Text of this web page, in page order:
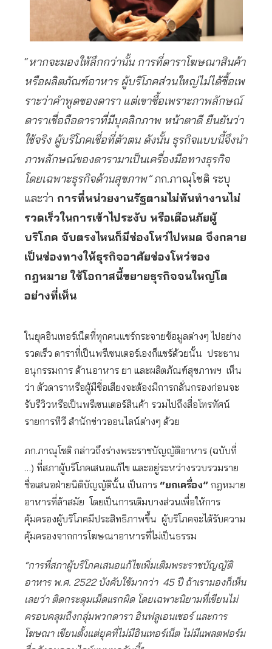
“หากจะมองให้ลึกกว่านั้น การที่ดาราโฆษณาสินค้า
หรือผลิตภัณฑ์อาหาร ผู้บริโภคส่วนใหญ่ไม่ได้ซื้อเพ
ราะว่าคําพูดของดารา แต่เขาซื้อเพราะภาพลักษณ์
ดาราเชื่อถือดาราที่มีบุคลิกภาพ หน้าตาดี ยืนยันว่า
ใช้จริง ผู้บริโภคเชื่อที่ตัวตน ดังนั้น ธุรกิจแบบนี้จึงนำ
ภาพลักษณ์ของดารามาเป็นเครื่องมือทางธุรกิจ
โดยเฉพาะธุรกิจด้านสุขภาพ”ภก.ภาณุโชติ ระบุ
และว่า การที่หน่วยงานรัฐตามไม่ทันทำงานไม่
รวดเร็วในการเข้าไประงับ หรือเตือนภัยผู้
บริโภค จับตรงไหนก็มีช่องโหว่ไปหมด จึงกลาย
เป็นช่องทางให้ธุรกิจอาศัยช่องโหว่ของ
กฎหมาย ใช้โอกาสนี้ขยายธุรกิจจนใหญ่โต
อย่างที่เห็น
ในยุคอินเทอร์เน็ตที่ทุกคนแชร์กระจายข้อมูลต่างๆ ไปอย่าง
รวดเร็ว ดาราที่เป็นพรีเซนเตอร์เองก็แชร์ด้วยนั้น ประธาน
อนุกรรมการ ด้านอาหาร ยา และผลิตภัณฑ์สุขภาพฯ เห็น
ว่า ตัวดาราหรือผู้มีชื่อเสียงจะต้องมีการกลั่นกรองก่อนจะ
รับรีวิวหรือเป็นพรีเซนเตอร์สินค้า รวมไปถึงสื่อโทรทัศน์
รายการทีวี สำนักข่าวออนไลน์ต่างๆ ด้วย
ภก.ภาณุโชติ กล่าวถึงร่างพระราชบัญญัติอาหาร (ฉบับที่
…) ที่สภาผู้บริโภคเสนอแก้ไข และอยู่ระหว่างรวบรวมราย
ชื่อเสนอฝ่ายนิติบัญญัตินั้น เป็นการ “ยกเครื่อง” กฎหมาย
อาหารที่ล้าสมัย โดยเป็นการเติมบางส่วนเพื่อให้การ
คุ้มครองผู้บริโภคมีประสิทธิภาพขึ้น ผู้บริโภคจะได้รับความ
คุ้มครองจากการโฆษณาอาหารที่ไม่เป็นธรรม
“การที่สภาผู้บริโภคเสนอแก้ไขเพิ่มเติมพระราชบัญญัติ
อาหาร พ.ศ. 2522 บังคับใช้มากว่า 45 ปี ถ้าเรามองก็เห็น
เลยว่า ติดกระดุมเม็ดแรกผิด โดยเฉพาะนิยามที่เขียนไม่
ครอบคลุมถึงกลุ่มพวกดารา อินฟลูเอนเซอร์ และการ
โฆษณา เขียนตั้งแต่ยุคที่ไม่มีอินเทอร์เน็ต ไม่มีแพลตฟอร์ม